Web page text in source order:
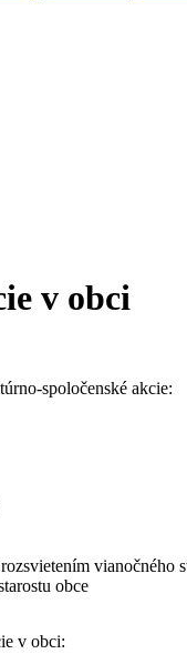
v obci
spoločenské akcie:
vianočného
obce
v obci: